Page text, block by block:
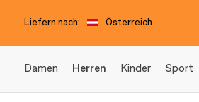
Liefern nach: Österreich
Damen Herren Kinder Sport